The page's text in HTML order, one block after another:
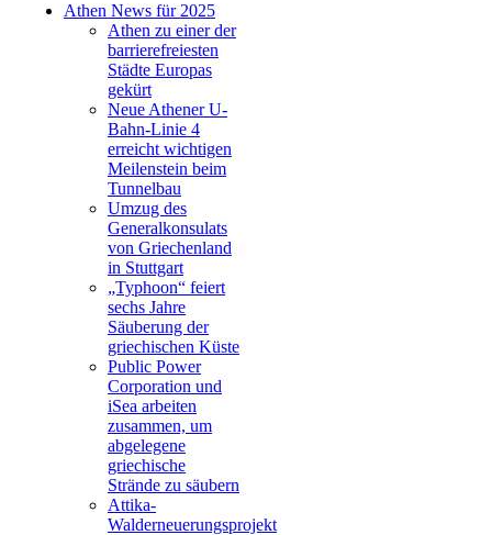
Athen News für 2025
Athen zu einer der
barrierefreiesten
Städte Europas
gekürt
Neue Athener U-
Bahn-Linie 4
erreicht wichtigen
Meilenstein beim
Tunnelbau
Umzug des
Generalkonsulats
von Griechenland
in Stuttgart
„Typhoon“ feiert
sechs Jahre
Säuberung der
griechischen Küste
Public Power
Corporation und
iSea arbeiten
zusammen, um
abgelegene
griechische
Strände zu säubern
Attika-
Walderneuerungsprojekt